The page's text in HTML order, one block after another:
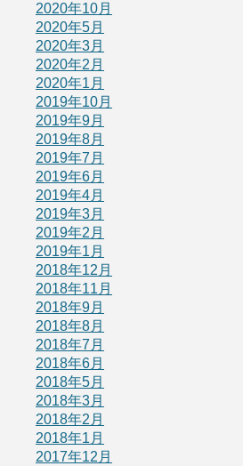
2020年10月
2020年5月
2020年3月
2020年2月
2020年1月
2019年10月
2019年9月
2019年8月
2019年7月
2019年6月
2019年4月
2019年3月
2019年2月
2019年1月
2018年12月
2018年11月
2018年9月
2018年8月
2018年7月
2018年6月
2018年5月
2018年3月
2018年2月
2018年1月
2017年12月